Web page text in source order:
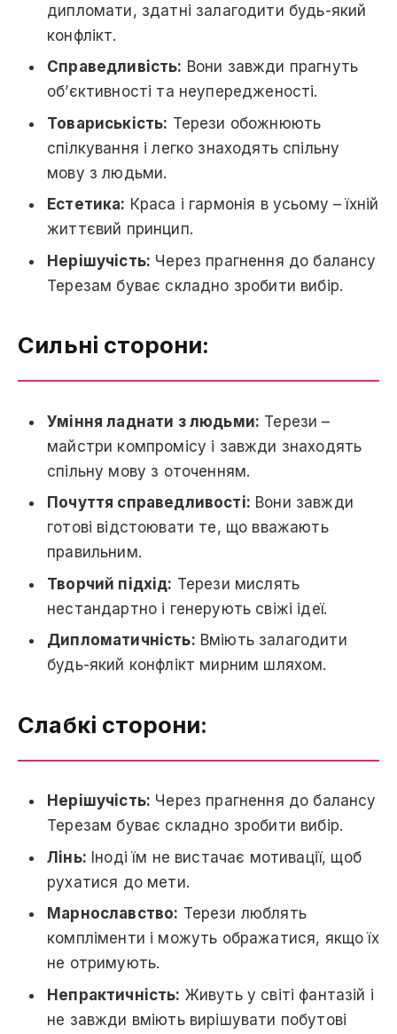
дипломати, здатні залагодити будь-який
конфлікт.
Справедливість: Вони завжди прагнуть
об’єктивності та неупередженості.
Товариськість: Терези обожнюють
спілкування і легко знаходять спільну
мову з людьми.
Естетика: Краса і гармонія в усьому – їхній
життєвий принцип.
Нерішучість: Через прагнення до балансу
Терезам буває складно зробити вибір.
Сильні сторони:
Уміння ладнати з людьми: Терези –
майстри компромісу і завжди знаходять
спільну мову з оточенням.
Почуття справедливості: Вони завжди
готові відстоювати те, що вважають
правильним.
Творчий підхід: Терези мислять
нестандартно і генерують свіжі ідеї.
Дипломатичність: Вміють залагодити
будь-який конфлікт мирним шляхом.
Слабкі сторони:
Нерішучість: Через прагнення до балансу
Терезам буває складно зробити вибір.
Лінь: Іноді їм не вистачає мотивації, щоб
рухатися до мети.
Марнославство: Терези люблять
компліменти і можуть ображатися, якщо їх
не отримують.
Непрактичність: Живуть у світі фантазій і
не завжди вміють вирішувати побутові